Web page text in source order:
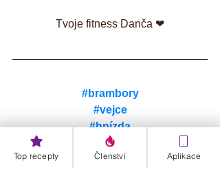
Tvoje fitness Danča ❤
#brambory
#vejce
#hnízda
Top recepty Členství Aplikace